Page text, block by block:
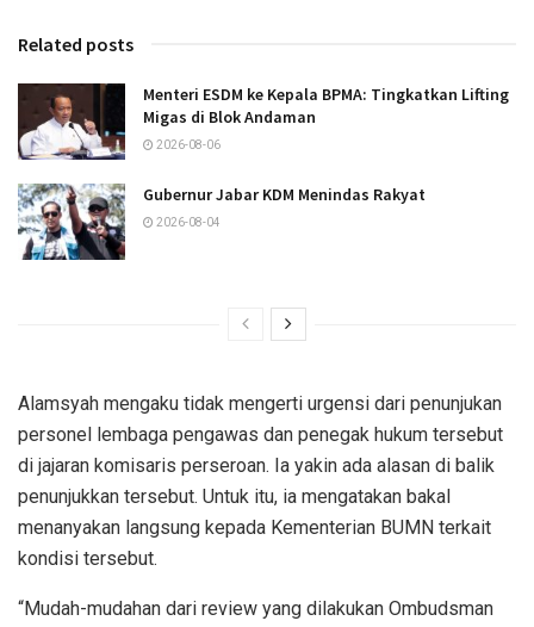
Related posts
Menteri ESDM ke Kepala BPMA: Tingkatkan Lifting
Migas di Blok Andaman
2026-08-06
Gubernur Jabar KDM Menindas Rakyat
2026-08-04
Alamsyah mengaku tidak mengerti urgensi dari penunjukan
personel lembaga pengawas dan penegak hukum tersebut
di jajaran komisaris perseroan. Ia yakin ada alasan di balik
penunjukkan tersebut. Untuk itu, ia mengatakan bakal
menanyakan langsung kepada Kementerian BUMN terkait
kondisi tersebut.
“Mudah-mudahan dari review yang dilakukan Ombudsman